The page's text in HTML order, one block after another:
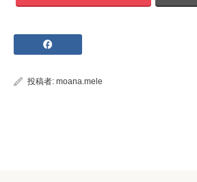
投稿者: moana.mele